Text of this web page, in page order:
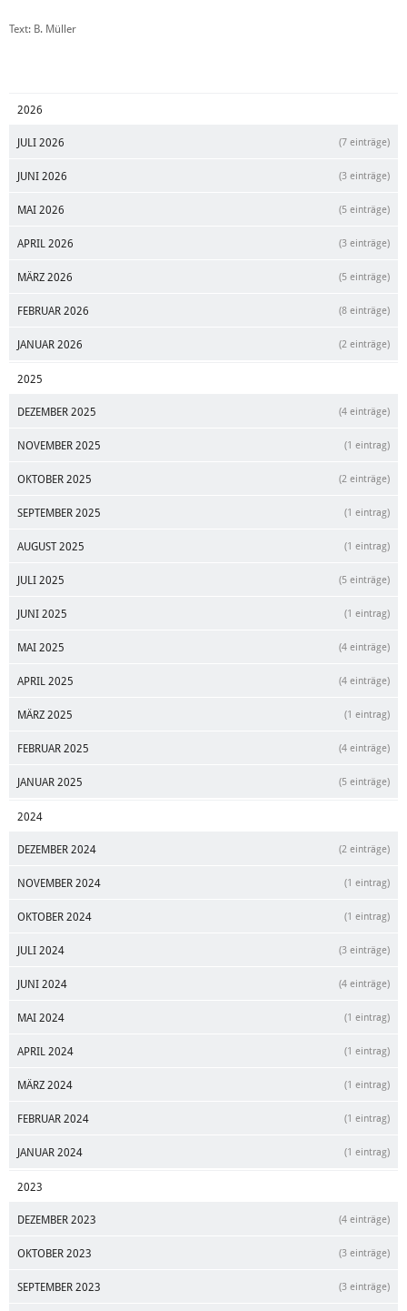
Text: B. Müller
2026
JULI 2026 (7 einträge)
JUNI 2026 (3 einträge)
MAI 2026 (5 einträge)
APRIL 2026 (3 einträge)
MÄRZ 2026 (5 einträge)
FEBRUAR 2026 (8 einträge)
JANUAR 2026 (2 einträge)
2025
DEZEMBER 2025 (4 einträge)
NOVEMBER 2025 (1 eintrag)
OKTOBER 2025 (2 einträge)
SEPTEMBER 2025 (1 eintrag)
AUGUST 2025 (1 eintrag)
JULI 2025 (5 einträge)
JUNI 2025 (1 eintrag)
MAI 2025 (4 einträge)
APRIL 2025 (4 einträge)
MÄRZ 2025 (1 eintrag)
FEBRUAR 2025 (4 einträge)
JANUAR 2025 (5 einträge)
2024
DEZEMBER 2024 (2 einträge)
NOVEMBER 2024 (1 eintrag)
OKTOBER 2024 (1 eintrag)
JULI 2024 (3 einträge)
JUNI 2024 (4 einträge)
MAI 2024 (1 eintrag)
APRIL 2024 (1 eintrag)
MÄRZ 2024 (1 eintrag)
FEBRUAR 2024 (1 eintrag)
JANUAR 2024 (1 eintrag)
2023
DEZEMBER 2023 (4 einträge)
OKTOBER 2023 (3 einträge)
SEPTEMBER 2023 (3 einträge)